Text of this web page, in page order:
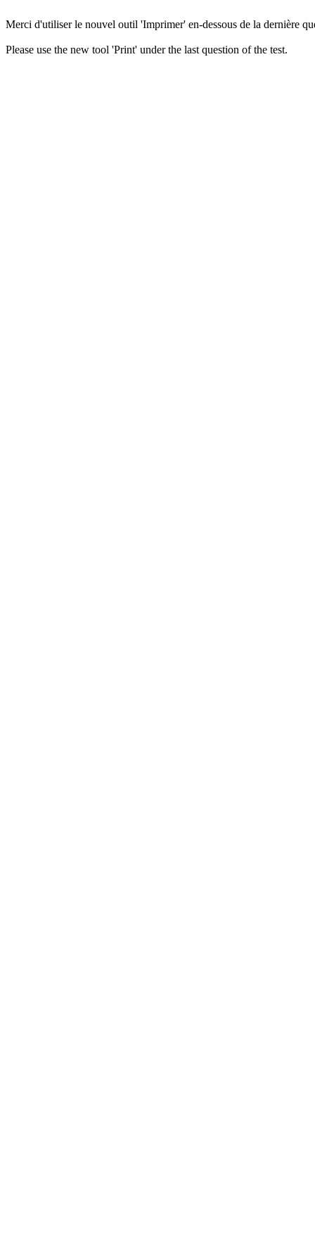
Merci d'utiliser le nouvel outil 'Imprimer' en-dessous de la dernière
Please use the new tool 'Print' under the last question of the test.